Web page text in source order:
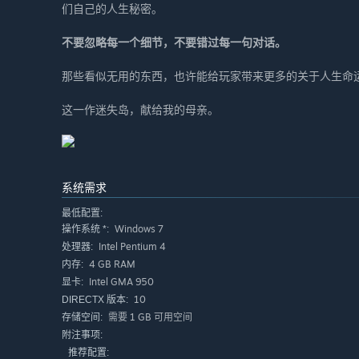
们自己的人生秘密。
不要忽略每一个细节，不要错过每一句对话。
那些看似无用的东西，也许能给玩家带来更多的关于人生命
这一作迷失岛，献给我的母亲。
系统需求
最低配置:
操作系统 *: Windows 7
处理器: Intel Pentium 4
内存: 4 GB RAM
显卡: Intel GMA 950
DIRECTX 版本: 10
存储空间: 需要 1 GB 可用空间
附注事项:
推荐配置: